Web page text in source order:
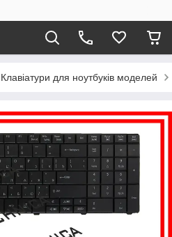
Клавіатури для ноутбуків моделей